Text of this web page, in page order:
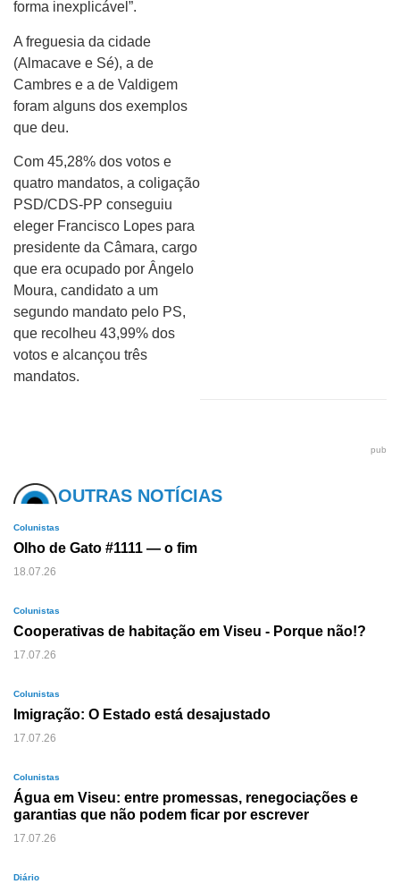
forma inexplicável”.
A freguesia da cidade
(Almacave e Sé), a de
Cambres e a de Valdigem
foram alguns dos exemplos
que deu.
Com 45,28% dos votos e
quatro mandatos, a coligação
PSD/CDS-PP conseguiu
eleger Francisco Lopes para
presidente da Câmara, cargo
que era ocupado por Ângelo
Moura, candidato a um
segundo mandato pelo PS,
que recolheu 43,99% dos
votos e alcançou três
mandatos.
pub
OUTRAS NOTÍCIAS
Colunistas
Olho de Gato #1111 — o fim
18.07.26
Colunistas
Cooperativas de habitação em Viseu - Porque não!?
17.07.26
Colunistas
Imigração: O Estado está desajustado
17.07.26
Colunistas
Água em Viseu: entre promessas, renegociações e
garantias que não podem ficar por escrever
17.07.26
Diário